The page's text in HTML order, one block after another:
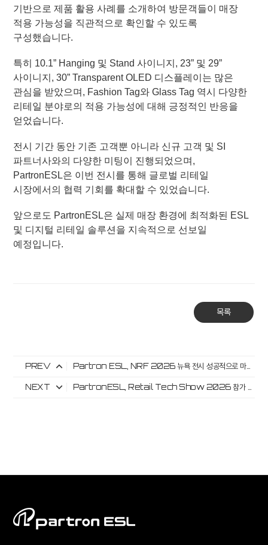
기반으로 제품 활용 사례를 소개하여 방문객들이 매장
적용 가능성을 직관적으로 확인할 수 있도록
구성했습니다.
특히 10.1” Hanging 및 Stand 사이니지, 23” 및 29”
사이니지, 30” Transparent OLED 디스플레이는 많은
관심을 받았으며, Fashion Tag와 Glass Tag 역시 다양한
리테일 분야로의 적용 가능성에 대해 긍정적인 반응을
얻었습니다.
전시 기간 동안 기존 고객뿐 아니라 신규 고객 및 SI
파트너사와의 다양한 미팅이 진행되었으며,
PartronESL은 이번 전시를 통해 글로벌 리테일
시장에서의 협력 기회를 확대할 수 있었습니다.
앞으로도 PartronESL은 실제 매장 환경에 최적화된 ESL
및 디지털 리테일 솔루션을 지속적으로 선보일
예정입니다.
목록
PREV Partron ESL, NRF 2026 뉴욕 전시 성공적으로 마무리
NEXT PartronESL, Retail Tech Show 2026 참가 및 ESL 리테일 솔루션 전시